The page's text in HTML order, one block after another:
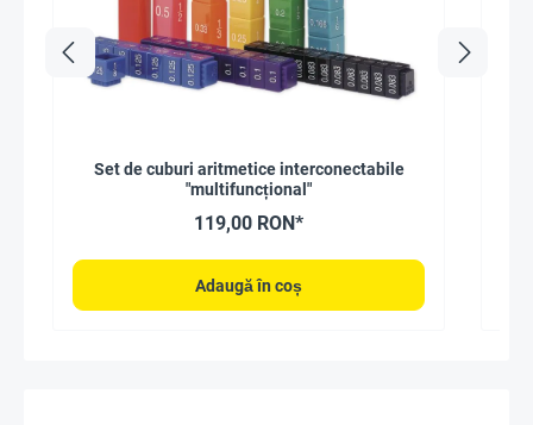
Set de cuburi aritmetice interconectabile
"multifuncțional"
119,00 RON*
Adaugă în coș